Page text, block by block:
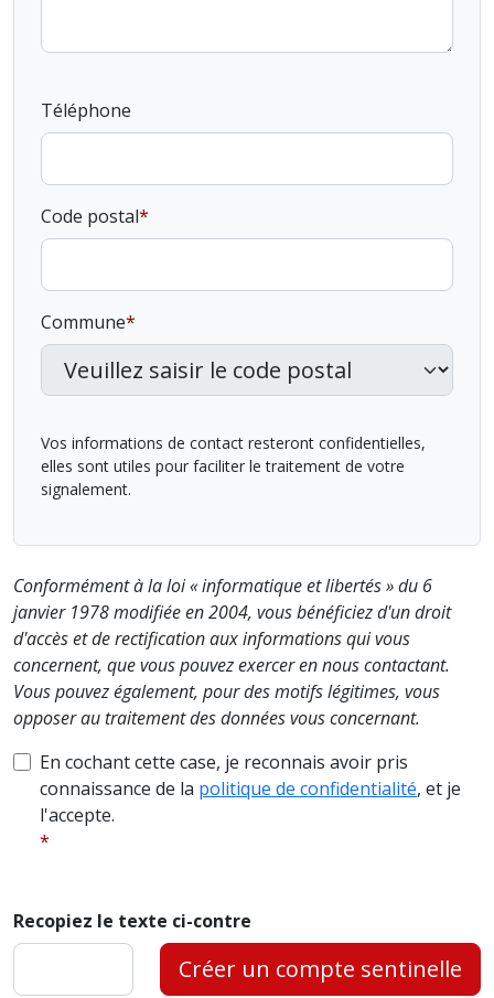
Téléphone
Code postal
Commune
Vos informations de contact resteront confidentielles,
elles sont utiles pour faciliter le traitement de votre
signalement.
Conformément à la loi « informatique et libertés » du 6
janvier 1978 modifiée en 2004, vous bénéficiez d'un droit
d'accès et de rectification aux informations qui vous
concernent, que vous pouvez exercer en nous contactant.
Vous pouvez également, pour des motifs légitimes, vous
opposer au traitement des données vous concernant.
En cochant cette case, je reconnais avoir pris
connaissance de la politique de confidentialité, et je
l'accepte.
Recopiez le texte ci-contre
Créer un compte sentinelle